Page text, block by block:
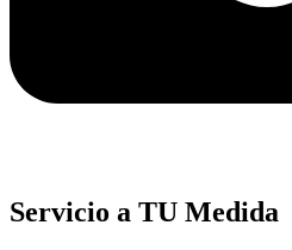
Servicio a TU Medida